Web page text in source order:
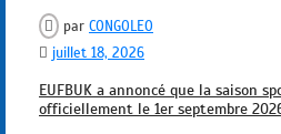
par CONGOLEO
juillet 18, 2026
EUFBUK a annoncé que la saison
officiellement le 1er septembre